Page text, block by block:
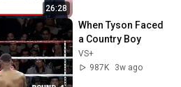
26:28
When Tyson Faced
a Country Boy
VS+
987K
3w ago